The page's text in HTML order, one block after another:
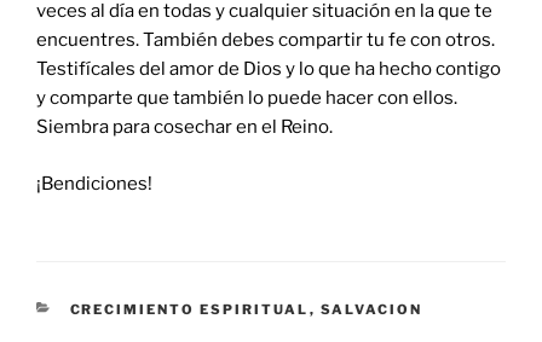
veces al día en todas y cualquier situación en la que te
encuentres. También debes compartir tu fe con otros.
Testifícales del amor de Dios y lo que ha hecho contigo
y comparte que también lo puede hacer con ellos.
Siembra para cosechar en el Reino.
¡Bendiciones!
CATEGORIES
CRECIMIENTO ESPIRITUAL , SALVACION